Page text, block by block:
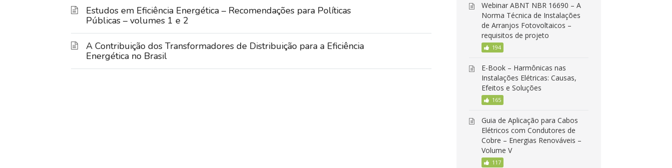
Estudos em Eficiência Energética – Recomendações para Políticas
Públicas – volumes 1 e 2
A Contribuição dos Transformadores de Distribuição para a Eficiência
Energética no Brasil
Webinar ABNT NBR 16690 – A
Norma Técnica de Instalações
de Arranjos Fotovoltaicos –
requisitos de projeto
194
E-Book – Harmônicas nas
Instalações Elétricas: Causas,
Efeitos e Soluções
165
Guia de Aplicação para Cabos
Elétricos com Condutores de
Cobre – Energias Renováveis –
Volume V
117